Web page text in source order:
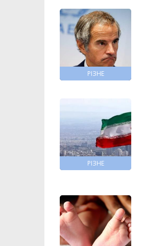
РІЗНЕ
РІЗНЕ